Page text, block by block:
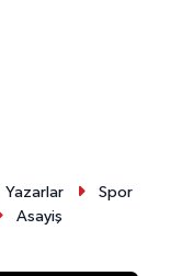
Yazarlar
Spor
Asayiş